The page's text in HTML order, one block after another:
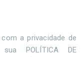
a privacidade de
POLÍTICA DE